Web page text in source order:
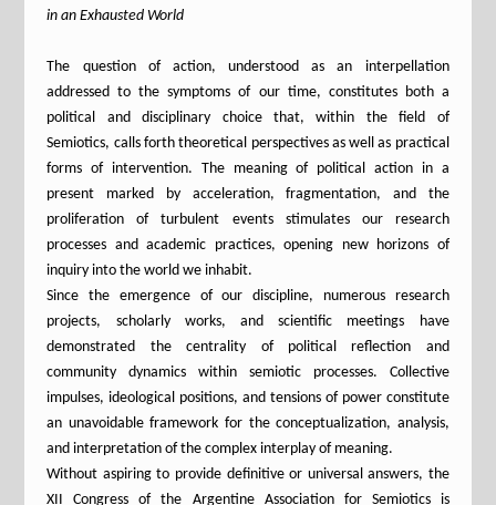
in an Exhausted World
The question of action, understood as an interpellation
addressed to the symptoms of our time, constitutes both a
political and disciplinary choice that, within the field of
Semiotics, calls forth theoretical perspectives as well as practical
forms of intervention. The meaning of political action in a
present marked by acceleration, fragmentation, and the
proliferation of turbulent events stimulates our research
processes and academic practices, opening new horizons of
inquiry into the world we inhabit.
Since the emergence of our discipline, numerous research
projects, scholarly works, and scientific meetings have
demonstrated the centrality of political reflection and
community dynamics within semiotic processes. Collective
impulses, ideological positions, and tensions of power constitute
an unavoidable framework for the conceptualization, analysis,
and interpretation of the complex interplay of meaning.
Without aspiring to provide definitive or universal answers, the
XII Congress of the Argentine Association for Semiotics is